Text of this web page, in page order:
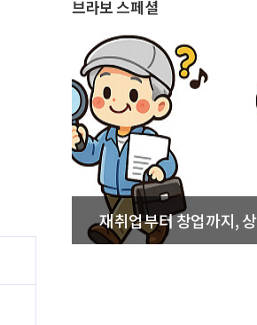
브라보 스페셜
재취업부터 창업까지,